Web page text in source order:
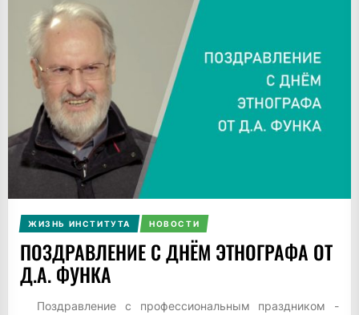
ЖИЗНЬ ИНСТИТУТА НОВОСТИ
ПОЗДРАВЛЕНИЕ С ДНЁМ ЭТНОГРАФА ОТ
Д.А. ФУНКА
Поздравление с профессиональным праздником -